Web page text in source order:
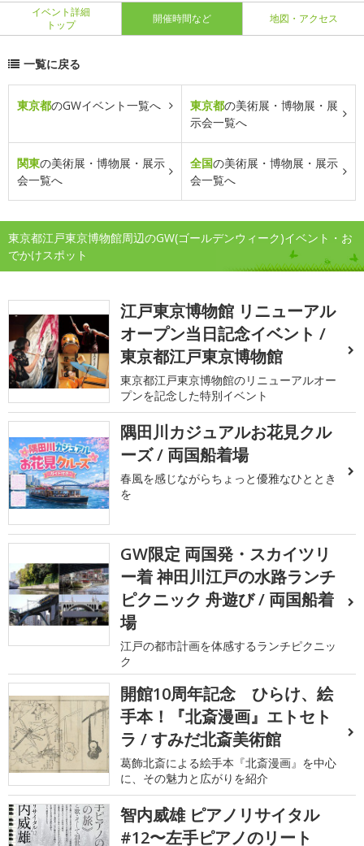
イベント詳細
トップ
開催時間など 地図・アクセス
一覧に戻る
東京都のGWイベント一覧へ 東京都の美術展・博物展・展
示会一覧へ
関東の美術展・博物展・展示
会一覧へ
全国の美術展・博物展・展示
会一覧へ
東京都江戸東京博物館周辺のGW(ゴールデンウィーク)イベント・お
でかけスポット
江戸東京博物館 リニューアル
オープン当日記念イベント /
東京都江戸東京博物館
東京都江戸東京博物館のリニューアルオー
プンを記念した特別イベント
隅田川カジュアルお花見クル
ーズ / 両国船着場
春風を感じながらちょっと優雅なひととき
を
GW限定 両国発・スカイツリ
ー着 神田川江戸の水路ランチ
ピクニック 舟遊び / 両国船着
場
江戸の都市計画を体感するランチピクニッ
ク
開館10周年記念 ひらけ、絵
手本！『北斎漫画』エトセト
ラ / すみだ北斎美術館
葛飾北斎による絵手本『北斎漫画』を中心
に、その魅力と広がりを紹介
智内威雄 ピアノリサイタル
#12〜左手ピアノのリート